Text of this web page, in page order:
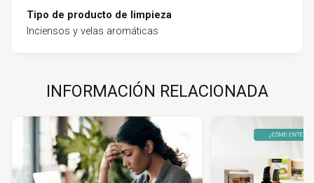
Tipo de producto de limpieza
Inciensos y velas aromáticas
INFORMACIÓN RELACIONADA